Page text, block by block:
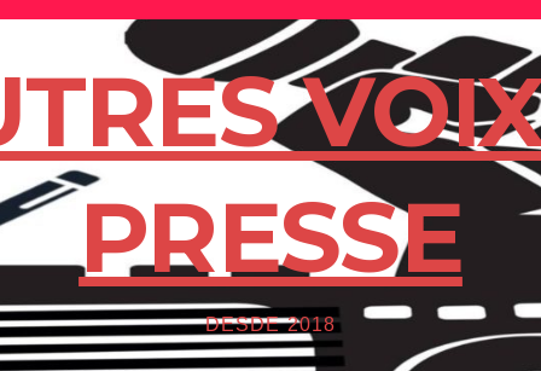
PRESSE
DESDE 2018